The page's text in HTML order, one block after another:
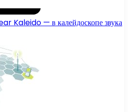
Kaleido — в калейдоскопе звука